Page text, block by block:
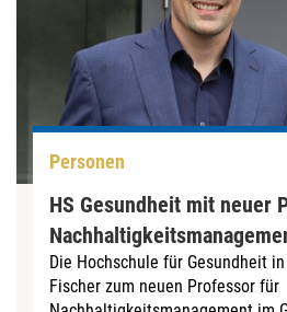
Personen
HS Gesundheit mit neuer
Die Hochschule für Gesundheit
Fischer zum neuen Professor für